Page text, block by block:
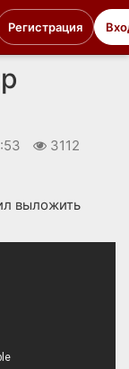
Регистрация
3112
выложить